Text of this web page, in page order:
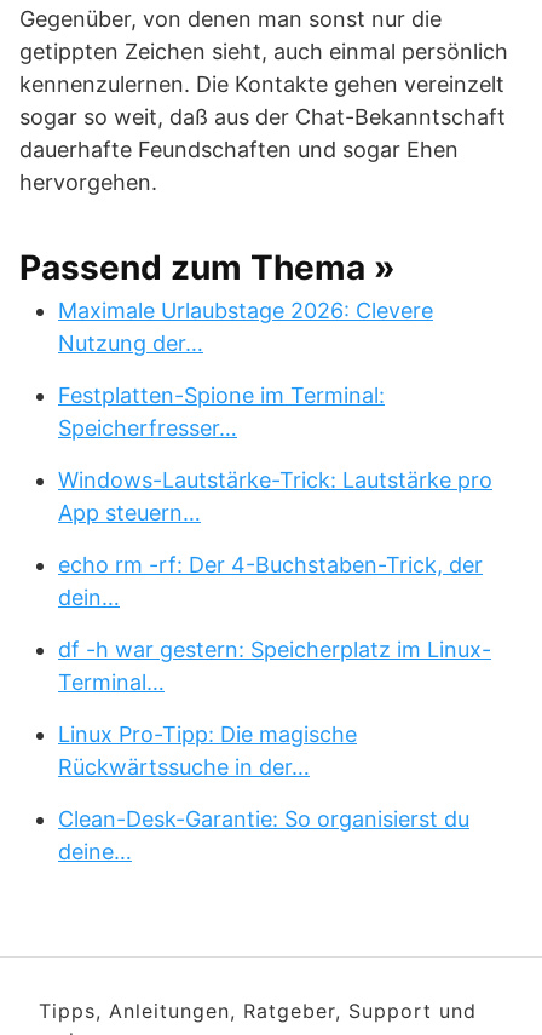
Gegenüber, von denen man sonst nur die
getippten Zeichen sieht, auch einmal persönlich
kennenzulernen. Die Kontakte gehen vereinzelt
sogar so weit, daß aus der Chat-Bekanntschaft
dauerhafte Feundschaften und sogar Ehen
hervorgehen.
Passend zum Thema »
Maximale Urlaubstage 2026: Clevere
Nutzung der…
Festplatten-Spione im Terminal:
Speicherfresser…
Windows-Lautstärke-Trick: Lautstärke pro
App steuern…
echo rm -rf: Der 4-Buchstaben-Trick, der
dein…
df -h war gestern: Speicherplatz im Linux-
Terminal…
Linux Pro-Tipp: Die magische
Rückwärtssuche in der…
Clean-Desk-Garantie: So organisierst du
deine…
Tipps, Anleitungen, Ratgeber, Support und